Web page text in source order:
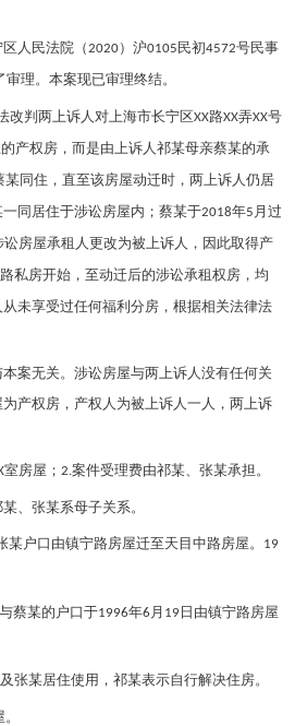
人民法院（2020）沪0105 民初4572号民事
理。本案现已审理终结。
改判两上诉人对上海市长宁区XX路XX弄XX号
产权房，而是由上诉人祁某母亲蔡某的承
同住，直至该房屋动迁时，两上诉人仍居
一同居住于涉讼房屋内；蔡某于2018年5 月过
房屋承租人更改为被上诉人，因此取得产
私房开始，至动迁后的涉讼承租权房，均
未享受过任何福利分房，根据相关法律法
案无关。涉讼房屋与两上诉人没有任何关
产权房，产权人为被上诉人一人，两上诉
室房屋； 2.案件受理费由祁某、 张某承担。
某、 张某系母子关系。
某户口由镇宁路房屋迁至天目中路房屋。 19
与蔡某的户口于1996年6 月 19 日由镇宁路房屋
张某居住使用， 祁某表示自行解决住房。